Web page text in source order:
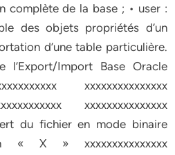
complète de la base ; • user :
des objets propriétés d’un
d’une table particulière.
l’Export/Import Base Oracle
xxxxxxxxxxxxxxx
xxxxxxxxxxxxxxx
du fichier en mode binaire
« X » xxxxxxxxxxxxxxx